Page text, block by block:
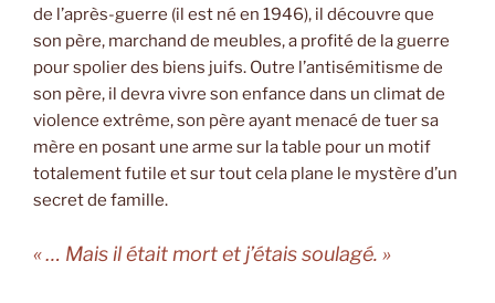
de l’après-guerre (il est né en 1946), il découvre que
son père, marchand de meubles, a profité de la guerre
pour spolier des biens juifs. Outre l’antisémitisme de
son père, il devra vivre son enfance dans un climat de
violence extrême, son père ayant menacé de tuer sa
mère en posant une arme sur la table pour un motif
totalement futile et sur tout cela plane le mystère d’un
secret de famille.
« … Mais il était mort et j’étais soulagé. »